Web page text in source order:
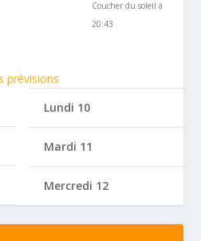
Coucher du soleil à
20:43
prévisions
Lundi 10
Mardi 11
Mercredi 12